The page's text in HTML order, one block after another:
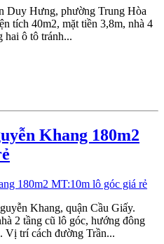
Duy Hưng, phường Trung Hòa
tích 40m2, mặt tiền 3,8m, nhà 4
hai ô tô tránh...
Khang 180m2
Khang, quận Cầu Giấy.
2 tầng cũ lô góc, hướng đông
Vị trí cách đường Trần...